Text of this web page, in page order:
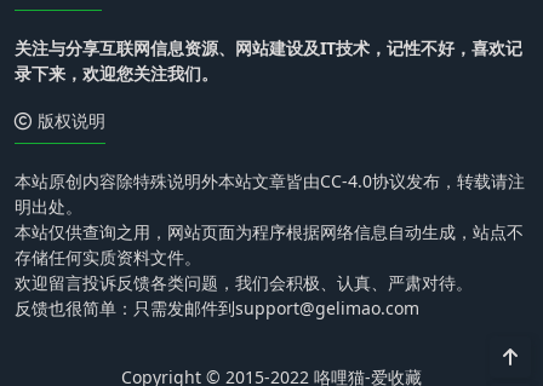
关注与分享互联网信息资源、网站建设及IT技术，记性不好，喜欢记
录下来，欢迎您关注我们。
版权说明
本站原创内容除特殊说明外本站文章皆由CC-4.0协议发布，转载请注
明出处。
本站仅供查询之用，网站页面为程序根据网络信息自动生成，站点不
存储任何实质资料文件。
欢迎留言投诉反馈各类问题，我们会积极、认真、严肃对待。
反馈也很简单：只需发邮件到support@gelimao.com
Copyright © 2015-2022 咯哩猫-爱收藏